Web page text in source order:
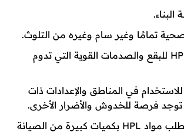
كما تقدم المتانة HPL للبقع والصدمات القوية التي تدوم
في المناطق والإعدادات ذات
فرصة للخدوش والأضرار الأخرى.
صيانة وبسيطة تتطلب مواد HPL بكميات كبيرة من الصيانة